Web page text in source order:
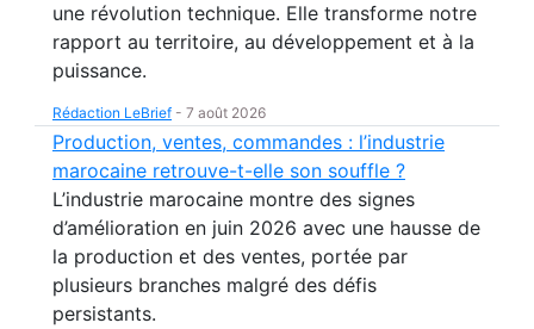
une révolution technique. Elle transforme notre
rapport au territoire, au développement et à la
puissance.
Rédaction LeBrief - 7 août 2026
Production, ventes, commandes : l’industrie
marocaine retrouve-t-elle son souffle ?
L’industrie marocaine montre des signes
d’amélioration en juin 2026 avec une hausse de
la production et des ventes, portée par
plusieurs branches malgré des défis
persistants.